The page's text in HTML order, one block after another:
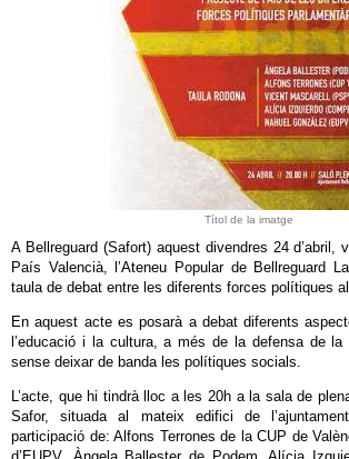
Títol de la imatge
A Bellreguard (Safort) aquest divendres 24 d’abril,
País Valencià, l’Ateneu Popular de Bellreguard
taula de debat entre les diferents forces polítiques
En aquest acte es posarà a debat diferents
l’educació i la cultura, a més de la defensa de la
sense deixar de banda les polítiques socials.
L’acte, que hi tindrà lloc a les 20h a la sala de
Safor, situada al mateix edifici de
participació de: Alfons Terrones de la CUP de